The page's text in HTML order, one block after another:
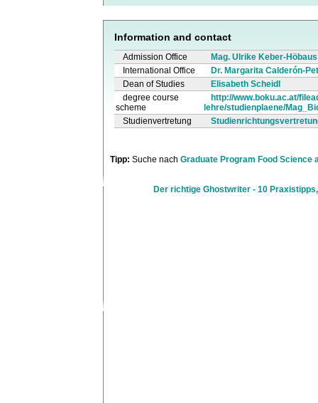
Information and contact
Admission Office
Mag. Ulrike Keber-Höbaus
International Office
Dr. Margarita Calderón-
Dean of Studies
Elisabeth Scheidl
degree course
scheme
http://www.boku.ac.at/
lehre/studienplaene/
Studienvertretung
Tipp: Suche nach Graduate Program Food Science
Der richtige Ghostwriter - 10